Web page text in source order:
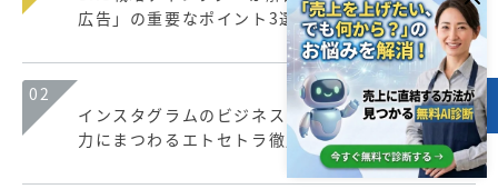
広告」の重要なポイント3選！
02
インスタグラムのビジネスプロフィール、住所入
力にまつわるエトセトラ徹底解説！
目次